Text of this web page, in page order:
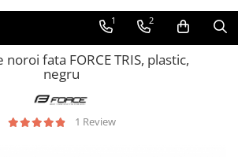
bike (MTB)
1 2
fata FORCE TRIS, plastic,
negru
1 Review